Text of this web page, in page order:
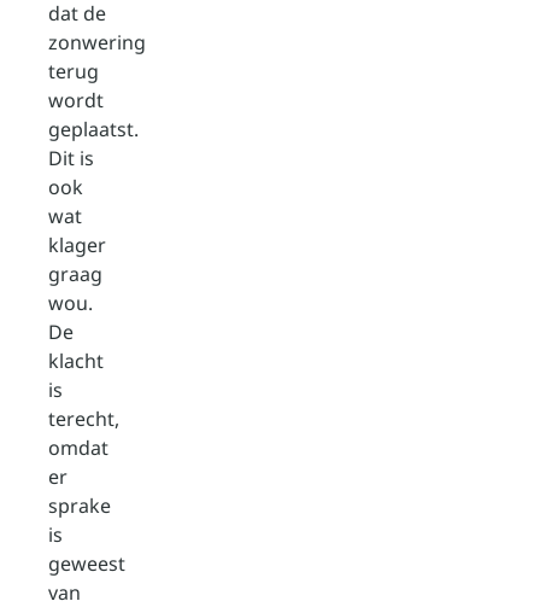
dat de
zonwering
terug
wordt
geplaatst.
Dit is
ook
wat
klager
graag
wou.
De
klacht
is
terecht,
omdat
er
sprake
is
geweest
van